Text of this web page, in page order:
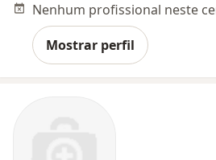
Mostrar perfil